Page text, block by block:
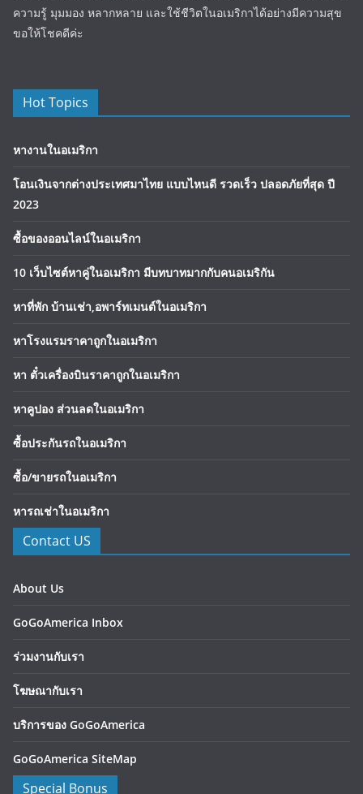
ความรู้ มุมมอง หลากหลาย และใช้ชีวิตในอเมริกาได้อย่างมีความสุข
ขอให้โชคดีค่ะ
Hot Topics
หางานในอเมริกา
โอนเงินจากต่างประเทศมาไทย แบบไหนดี รวดเร็ว ปลอดภัยที่สุด ปี
2023
ซื้อของออนไลน์ในอเมริกา
10 เว็บไซต์หาคู่ในอเมริกา มีบทบาทมากกับคนอเมริกัน
หาที่พัก บ้านเช่า,อพาร์ทเมนต์ในอเมริกา
หาโรงแรมราคาถูกในอเมริกา
หา ตั๋วเครื่องบินราคาถูกในอเมริกา
หาคูปอง ส่วนลดในอเมริกา
ซื้อประกันรถในอเมริกา
ซื้อ/ขายรถในอเมริกา
หารถเช่าในอเมริกา
Contact US
About Us
GoGoAmerica Inbox
ร่วมงานกับเรา
โฆษณากับเรา
บริการของ GoGoAmerica
GoGoAmerica SiteMap
Special Bonus